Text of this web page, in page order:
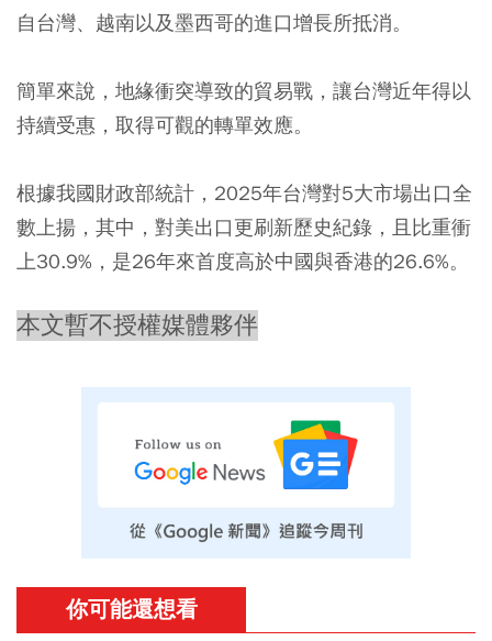
自台灣、越南以及墨西哥的進口增長所抵消。
簡單來說，地緣衝突導致的貿易戰，讓台灣近年得以
持續受惠，取得可觀的轉單效應。
根據我國財政部統計，2025年台灣對5大市場出口全
數上揚，其中，對美出口更刷新歷史紀錄，且比重衝
上30.9%，是26年來首度高於中國與香港的26.6%。
本文暫不授權媒體夥伴